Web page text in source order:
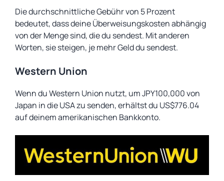
Die durchschnittliche Gebühr von 5 Prozent
bedeutet, dass deine Überweisungskosten abhängig
von der Menge sind, die du sendest. Mit anderen
Worten, sie steigen, je mehr Geld du sendest.
Western Union
Wenn du Western Union nutzt, um JPY100,000 von
Japan in die USA zu senden, erhältst du US$776.04
auf deinem amerikanischen Bankkonto.